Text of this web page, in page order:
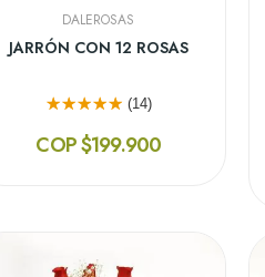
DALEROSAS
JARRÓN CON 12 ROSAS
(14)
COP $199.900